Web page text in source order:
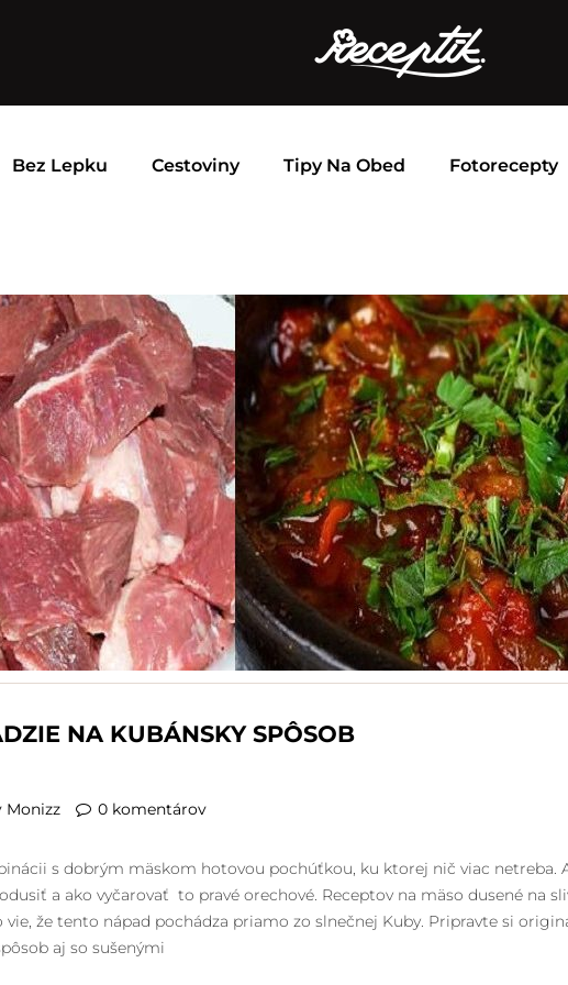
Bez Lepku Cestoviny Tipy Na Obed Fotorecepty
NA KUBÁNSKY SPÔSOB
Monizz 0 komentárov
s dobrým mäskom hotovou pochúťkou, ku ktorej nič viac netreba.
a ako vyčarovať to pravé orechové. Receptov na mäso dusené na
že tento nápad pochádza priamo zo slnečnej Kuby. Pripravte si
aj so sušenými